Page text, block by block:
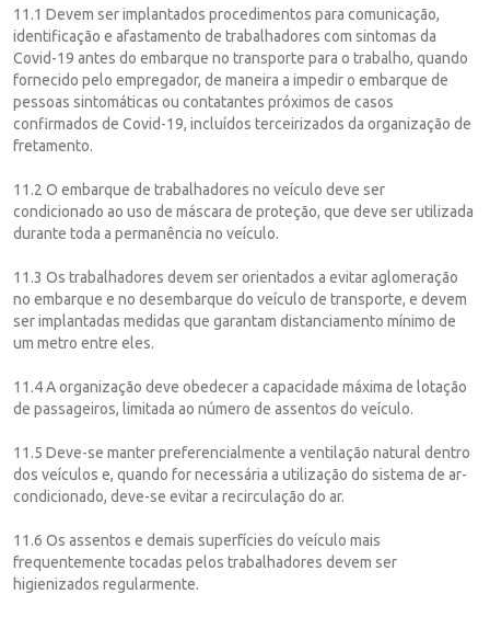
11.1 Devem ser implantados procedimentos para comunicação,
identificação e afastamento de trabalhadores com sintomas da
Covid-19 antes do embarque no transporte para o trabalho, quando
fornecido pelo empregador, de maneira a impedir o embarque de
pessoas sintomáticas ou contatantes próximos de casos
confirmados de Covid-19, incluídos terceirizados da organização de
fretamento.
11.2 O embarque de trabalhadores no veículo deve ser
condicionado ao uso de máscara de proteção, que deve ser utilizada
durante toda a permanência no veículo.
11.3 Os trabalhadores devem ser orientados a evitar aglomeração
no embarque e no desembarque do veículo de transporte, e devem
ser implantadas medidas que garantam distanciamento mínimo de
um metro entre eles.
11.4 A organização deve obedecer a capacidade máxima de lotação
de passageiros, limitada ao número de assentos do veículo.
11.5 Deve-se manter preferencialmente a ventilação natural dentro
dos veículos e, quando for necessária a utilização do sistema de ar-
condicionado, deve-se evitar a recirculação do ar.
11.6 Os assentos e demais superfícies do veículo mais
frequentemente tocadas pelos trabalhadores devem ser
higienizados regularmente.